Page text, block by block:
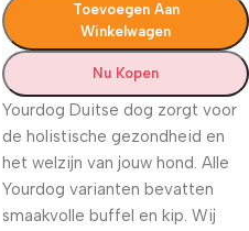
Toevoegen Aan
Winkelwagen
Nu Kopen
Yourdog Duitse dog zorgt voor
de holistische gezondheid en
het welzijn van jouw hond. Alle
Yourdog varianten bevatten
smaakvolle buffel en kip. Wij